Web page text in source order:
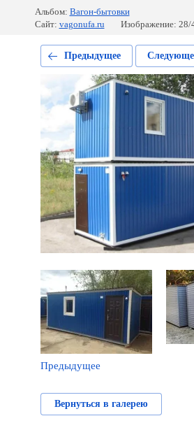
Альбом: Вагон-бытовки
Сайт: vagonufa.ru Изображение: 28/
Предыдущее
Предыдущее
Вернуться в галерею